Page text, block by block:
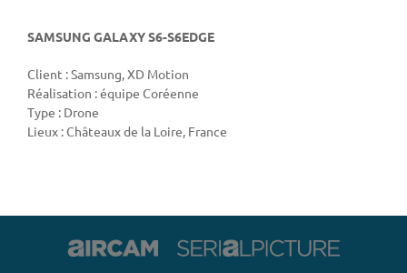
SAMSUNG GALAXY S6-S6EDGE
Client : Samsung, XD Motion
Réalisation : équipe Coréenne
Type : Drone
Lieux : Châteaux de la Loire, France